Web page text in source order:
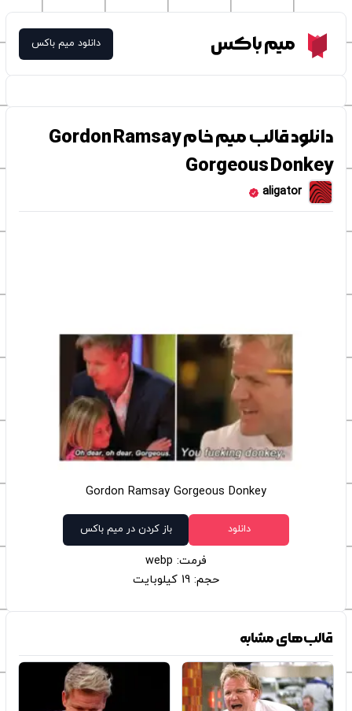
Meme Boxمیم باکس دانلود میم باکس
دانلود قالب میم خام Gordon Ramsay
Gorgeous Donkey
aligator
Gordon Ramsay Gorgeous Donkey
دانلود باز کردن در میم باکس
فرمت: webp
حجم: 19 کیلوبایت
قالب‌های مشابه